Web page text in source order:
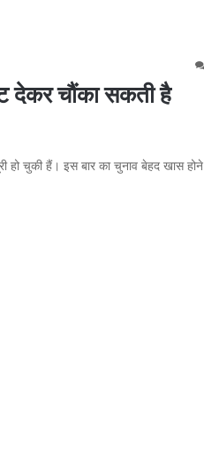
देकर चौंका सकती है
हो चुकी हैं। इस बार का चुनाव बेहद खास होने